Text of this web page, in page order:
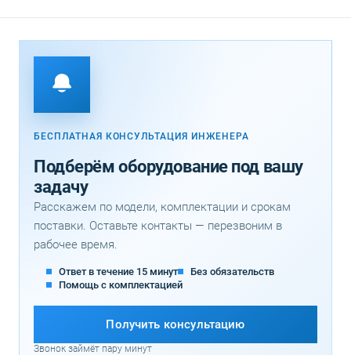
БЕСПЛАТНАЯ КОНСУЛЬТАЦИЯ ИНЖЕНЕРА
Подберём оборудование под вашу
задачу
Расскажем по модели, комплектации и срокам
поставки. Оставьте контакты — перезвоним в
рабочее время.
Ответ в течение 15 минут
Без обязательств
Помощь с комплектацией
Получить консультацию
Звонок займёт пару минут